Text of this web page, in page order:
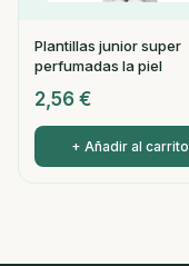
Plantillas junior super
perfumadas la piel
2,56 €
+ Añadir al carrito